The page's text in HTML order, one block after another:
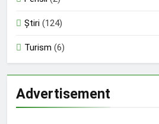
Știri (124)
Turism (6)
Advertisement